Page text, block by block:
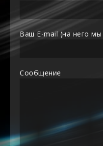
Ваш E-mail (на него
Сообщение